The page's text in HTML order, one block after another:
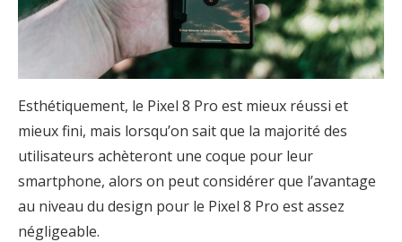
Esthétiquement, le Pixel 8 Pro est mieux réussi et
mieux fini, mais lorsqu’on sait que la majorité des
utilisateurs achèteront une coque pour leur
smartphone, alors on peut considérer que l’avantage
au niveau du design pour le Pixel 8 Pro est assez
négligeable.